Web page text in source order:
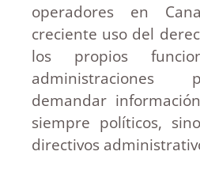
operadores en
creciente uso del
los propios
administraciones
demandar
siempre políticos,
directivos